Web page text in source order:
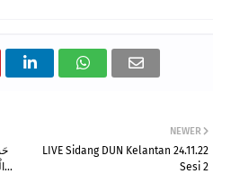
NEWER
LIVE Sidang DUN Kelantan 24.11.22
Sesi 2
الْوَكِيْلُ نِعْمَ الْمَوْلَى وَنِعْمَ النَّصِيْرُ, وَل...